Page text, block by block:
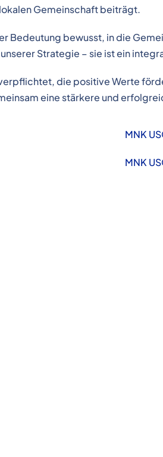
Gemeinschaft beiträgt.
Bedeutung bewusst, in die
Strategie – sie ist ein
die positive Werte
eine stärkere und
MNK
MNK